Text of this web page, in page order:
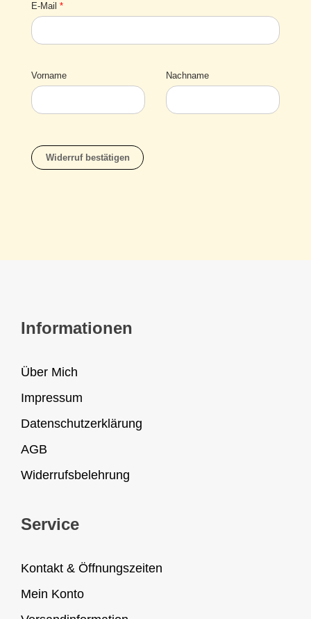
E-Mail *
Mail
(wiederholen)
Vorname Nachname
Widerruf bestätigen
Informationen
Über Mich
Impressum
Datenschutzerklärung
AGB
Widerrufsbelehrung
Service
Kontakt & Öffnungszeiten
Mein Konto